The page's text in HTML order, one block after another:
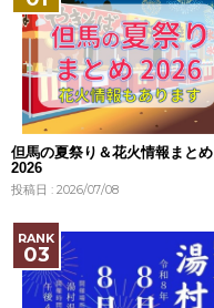
但馬の夏祭り＆花火情報まとめ
2026
投稿日 : 2026/07/08